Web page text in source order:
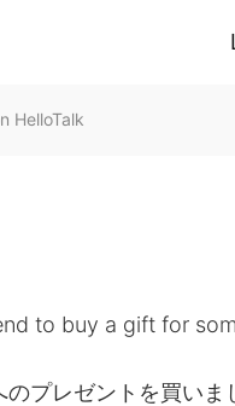
HelloTalk
to buy a gift for
プレゼントを買いま